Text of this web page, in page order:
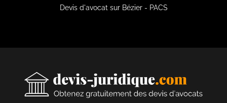
Devis d'avocat sur Bézier - PACS